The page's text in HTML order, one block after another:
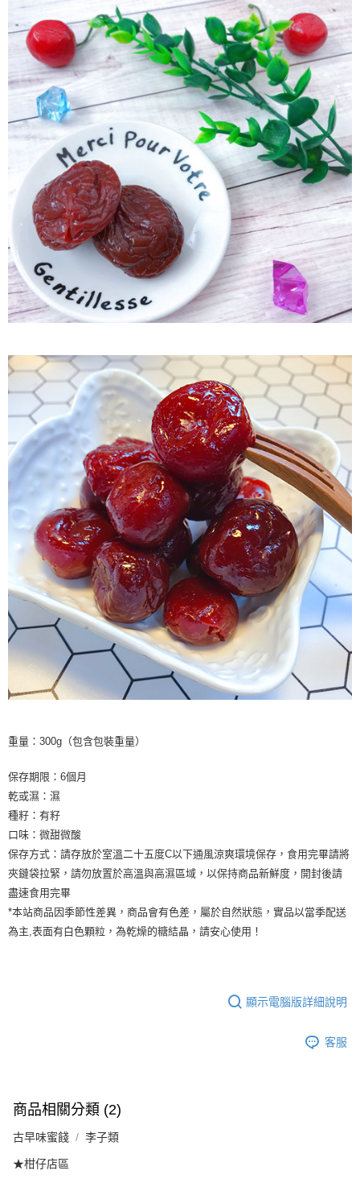
重量：300g（包含包裝重量）
保存期限：6個月
乾或濕：濕
種籽：有籽
口味：微甜微酸
保存方式：請存放於室溫二十五度C以下通風涼爽環境保存，食用完畢請將
夾鏈袋拉緊，請勿放置於高溫與高濕區域，以保持商品新鮮度，開封後請
盡速食用完畢
*本站商品因季節性差異，商品會有色差，屬於自然狀態，實品以當季配送
為主,表面有白色顆粒，為乾燥的糖結晶，請安心使用！
顯示電腦版詳細說明
客服
商品相關分類 (2)
古早味蜜餞 李子類
★柑仔店區